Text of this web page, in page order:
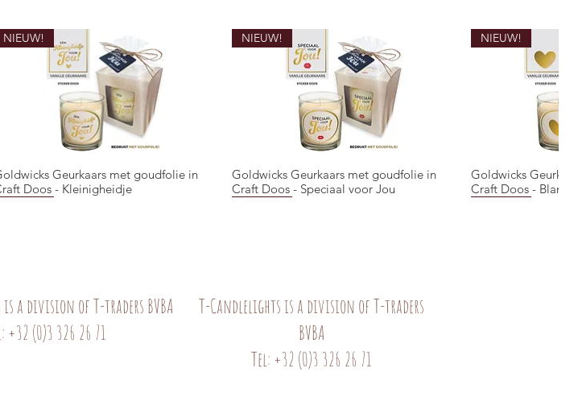
Quick View
NIEUW!
Geurkaars met goudfolie in
Doos - Kleinigheidje
Quick View
NIEUW!
Goldwicks Geurkaars met goudfolie in
Craft Doos - Speciaal voor Jou
NIEUW!
Goldwicks
Craft Doos -
Quick View
Geurkaars met goudfolie in
Quick View
Goldwicks Geurkaars met goudfolie in
Craft Doos - Beterschap
Quick View
- Leopard - Hartelijk Gefeliciteerd Quick View
a division of T-traders BVBA
+32 (0)3 326 26 71
T-Candlelights is a division of T-traders
BVBA
Tel: +32 (0)3 326 26 71